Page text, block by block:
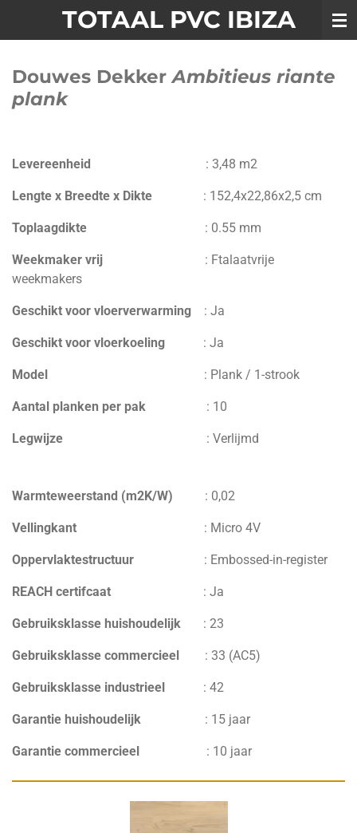
de
hoofdinhoud
TOTAAL PVC IBIZA
Douwes DekkerAmbitieus riante
plank
Levereenheid : 3,48 m2
Lengte x Breedte x Dikte : 152,4x22,86x2,5 cm
Toplaagdikte : 0.55 mm
Weekmaker vrij : Ftalaatvrije
weekmakers
Geschikt voor vloerverwarming : Ja
Geschikt voor vloerkoeling : Ja
Model : Plank / 1-strook
Aantal planken per pak : 10
Legwijze : Verlijmd
Warmteweerstand (m2K/W) : 0,02
Vellingkant : Micro 4V
Oppervlaktestructuur : Embossed-in-register
REACH certifcaat : Ja
Gebruiksklasse huishoudelijk : 23
Gebruiksklasse commercieel : 33 (AC5)
Gebruiksklasse industrieel : 42
Garantie huishoudelijk : 15 jaar
Garantie commercieel : 10 jaar